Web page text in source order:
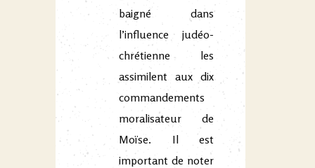
baigné dans
l’influence judéo-
chrétienne les
assimilent aux dix
commandements
moralisateur de
Moïse. Il est
important de noter